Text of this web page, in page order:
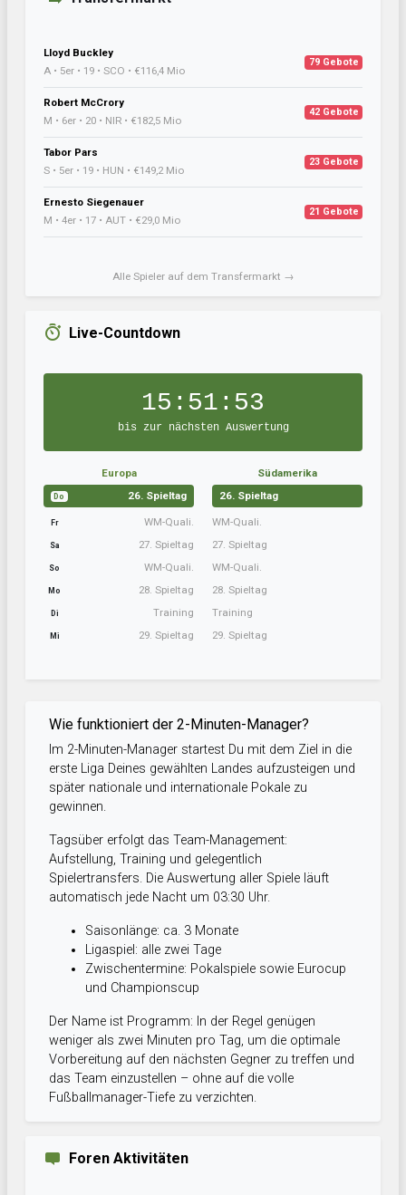
Lloyd Buckley
A • 5er • 19 • SCO • €116,4 Mio
79 Gebote
Robert McCrory
M • 6er • 20 • NIR • €182,5 Mio
42 Gebote
Tabor Pars
S • 5er • 19 • HUN • €149,2 Mio
23 Gebote
Ernesto Siegenauer
M • 4er • 17 • AUT • €29,0 Mio
21 Gebote
Alle Spieler auf dem Transfermarkt →
Live-Countdown
15:51:53
bis zur nächsten Auswertung
Europa
Do 26. Spieltag
Fr WM-Quali.
Sa 27. Spieltag
So WM-Quali.
Mo 28. Spieltag
Di Training
Mi 29. Spieltag
Südamerika
26. Spieltag
WM-Quali.
27. Spieltag
WM-Quali.
28. Spieltag
Training
29. Spieltag
Wie funktioniert der 2-Minuten-Manager?
Im 2-Minuten-Manager startest Du mit dem Ziel in die
erste Liga Deines gewählten Landes aufzusteigen und
später nationale und internationale Pokale zu
gewinnen.
Tagsüber erfolgt das Team-Management:
Aufstellung, Training und gelegentlich
Spielertransfers. Die Auswertung aller Spiele läuft
automatisch jede Nacht um 03:30 Uhr.
Saisonlänge: ca. 3 Monate
Ligaspiel: alle zwei Tage
Zwischentermine: Pokalspiele sowie Eurocup
und Championscup
Der Name ist Programm: In der Regel genügen
weniger als zwei Minuten pro Tag, um die optimale
Vorbereitung auf den nächsten Gegner zu treffen und
das Team einzustellen – ohne auf die volle
Fußballmanager-Tiefe zu verzichten.
Foren Aktivitäten